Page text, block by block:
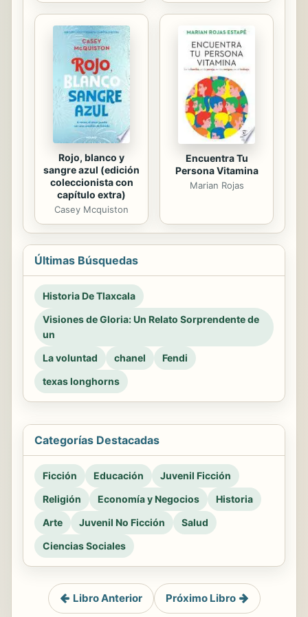
Rojo, blanco y
sangre azul (edición
coleccionista con
capítulo extra)
Casey Mcquiston
Encuentra Tu
Persona Vitamina
Marian Rojas
Últimas Búsquedas
Historia De Tlaxcala
Visiones de Gloria: Un Relato Sorprendente de
un
La voluntad
chanel
Fendi
texas longhorns
Categorías Destacadas
Ficción Educación
Juvenil Ficción
Religión
Economía y Negocios
Historia
Arte
Juvenil No Ficción
Salud
Ciencias Sociales
Libro Anterior Próximo Libro